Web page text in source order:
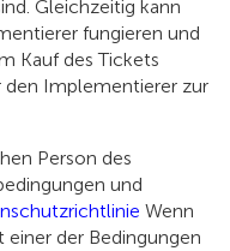
Gleichzeitig kann
fungieren und
Kauf des Tickets
Implementierer zur
Person des
und
Wenn
einer der Bedingungen